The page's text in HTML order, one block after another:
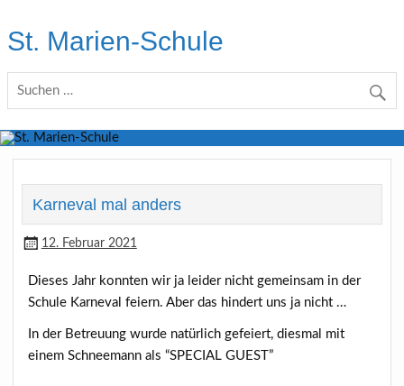
content
St. Marien-Schule
Karneval mal anders
12. Februar 2021
Dieses Jahr konnten wir ja leider nicht gemeinsam in der
Schule Karneval feiern. Aber das hindert uns ja nicht …
In der Betreuung wurde natürlich gefeiert, diesmal mit
einem Schneemann als “SPECIAL GUEST”